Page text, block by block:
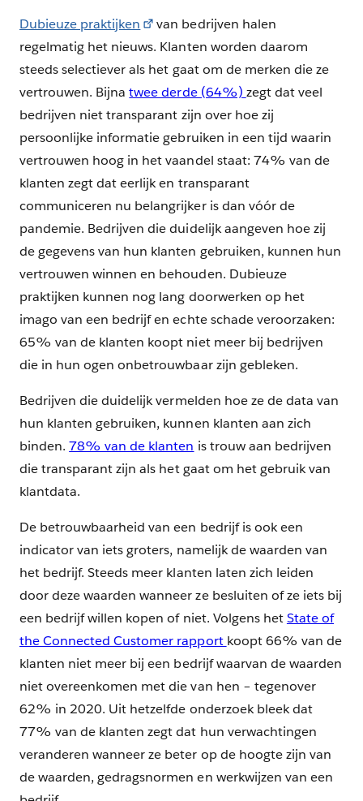
Dubieuze praktijken
van bedrijven halen
regelmatig het nieuws. Klanten worden daarom
steeds selectiever als het gaat om de merken die ze
vertrouwen. Bijnatwee derde (64%) zegt dat veel
bedrijven niet transparant zijn over hoe zij
persoonlijke informatie gebruiken in een tijd waarin
vertrouwen hoog in het vaandel staat: 74% van de
klanten zegt dat eerlijk en transparant
communiceren nu belangrijker is dan vóór de
pandemie. Bedrijven die duidelijk aangeven hoe zij
de gegevens van hun klanten gebruiken, kunnen hun
vertrouwen winnen en behouden. Dubieuze
praktijken kunnen nog lang doorwerken op het
imago van een bedrijf en echte schade veroorzaken:
65% van de klanten koopt niet meer bij bedrijven
die in hun ogen onbetrouwbaar zijn gebleken.
Bedrijven die duidelijk vermelden hoe ze de data van
hun klanten gebruiken, kunnen klanten aan zich
binden.78% van de klanten is trouw aan bedrijven
die transparant zijn als het gaat om het gebruik van
klantdata.
De betrouwbaarheid van een bedrijf is ook een
indicator van iets groters, namelijk de waarden van
het bedrijf. Steeds meer klanten laten zich leiden
door deze waarden wanneer ze besluiten of ze iets bij
een bedrijf willen kopen of niet. Volgens hetState of
the Connected Customer rapport koopt 66% van de
klanten niet meer bij een bedrijf waarvan de waarden
niet overeenkomen met die van hen – tegenover
62% in 2020. Uit hetzelfde onderzoek bleek dat
77% van de klanten zegt dat hun verwachtingen
veranderen wanneer ze beter op de hoogte zijn van
de waarden, gedragsnormen en werkwijzen van een